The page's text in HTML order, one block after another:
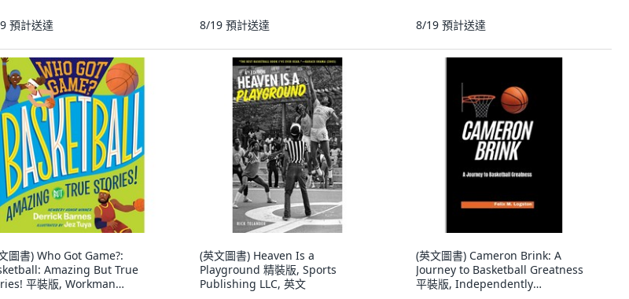
預計送達 8/19 預計送達 8/19 預計送達
圖書) Who Got Game?:
Amazing But True
平裝版, Workman
(英文圖書) Heaven Is a
Playground 精裝版, Sports
Publishing LLC, 英文
(英文圖書) Cameron Brink: A
Journey to Basketball Greatness
平裝版, Independently